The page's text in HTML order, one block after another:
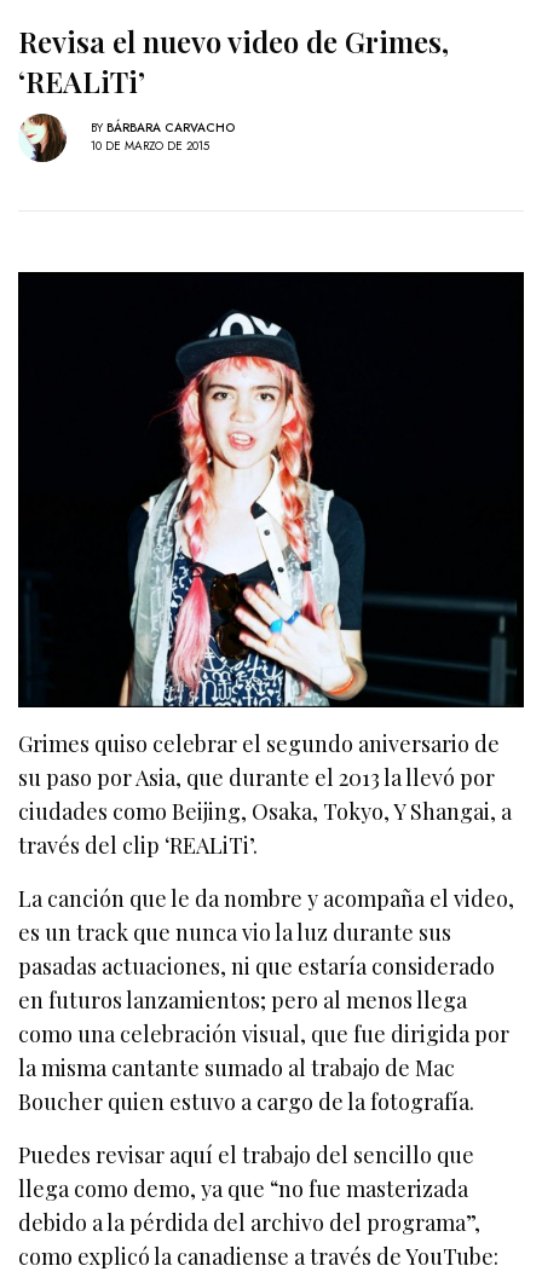
Revisa el nuevo video de Grimes,
‘REALiTi’
BY BÁRBARA CARVACHO
10 DE MARZO DE 2015
Grimes quiso celebrar el segundo aniversario de
su paso por Asia, que durante el 2013 la llevó por
ciudades como Beijing, Osaka, Tokyo, Y Shangai, a
través del clip ‘REALiTi’.
La canción que le da nombre y acompaña el video,
es un track que nunca vio la luz durante sus
pasadas actuaciones, ni que estaría considerado
en futuros lanzamientos; pero al menos llega
como una celebración visual, que fue dirigida por
la misma cantante sumado al trabajo de Mac
Boucher quien estuvo a cargo de la fotografía.
Puedes revisar aquí el trabajo del sencillo que
llega como demo, ya que “no fue masterizada
debido a la pérdida del archivo del programa”,
como explicó la canadiense a través de YouTube: